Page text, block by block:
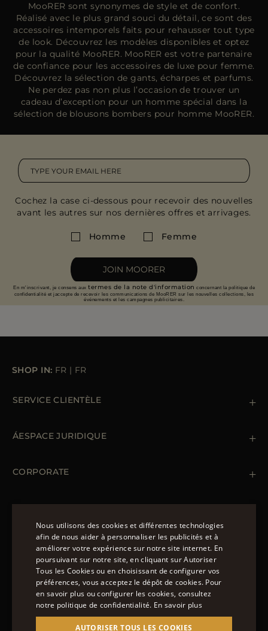
MooRER sont synonymes de style et de confort.
Réalisé avec le plus grand souci du détail, ce sont des
accessoires intemporels faits pour rehausser tout type
de look. Découvrez les modèles disponibles et optez
pour la qualité MooRER. MooRER est votre partenaire
de confiance pour les accessoires de luxe pour femme.
Découvrez la sélection de gants, écharpes et parfums.
Ne perdez pas non plus l’occasion de trouver un
cadeau d’exception pour un homme spécial dans la
sélection de blousons bombers pour homme MooRER.
Cochez la case ci-dessous pour recevoir des nouvelles
avant les autres sur nos dernières offres et arrivages.
Homme Femme
JOIN MOORER
En m'inscrivant, je consens aux termes de la note d'information concernant la politique de
confidentialité et jaccepte de recevoir les communications de MooRER sur les nouvelles collections, les
événements et les campagnes publicitaires.
SHOP IN: FR | FR
SERVICE CLIENTÈLE
Commandes et paiements
ÁESPACE JURIDIQUE
Gestion des cookies
Déclaration d'accessibilité
CORPORATE
MANTEAUX
Doudoune Longue Homme
Manteaux Femme
Doudoune Hiver Homme
Blouson Femme Hiver
NOUS SUIVRE
© 2022 – MOORER S.P.A – VIA XXV APRILE, 90 37014
ENGLISH
ITALIAN
FRENCH
GERMAN
Nous utilisons des cookies et différentes technologies
afin de nous aider à personnaliser les publicités et à
améliorer votre expérience sur notre site internet. En
poursuivant sur notre site, en cliquant sur Autoriser
Tous les Cookies ou en choisissant de configurer vos
préférences, vous acceptez le dépôt de cookies. Pour
en savoir plus ou configurer les cookies, consultez
notre politique de confidentialité. En savoir plus
AUTORISER TOUS LES COOKIES